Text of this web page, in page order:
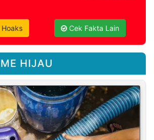
Cek Fakta Lain
HIJAU